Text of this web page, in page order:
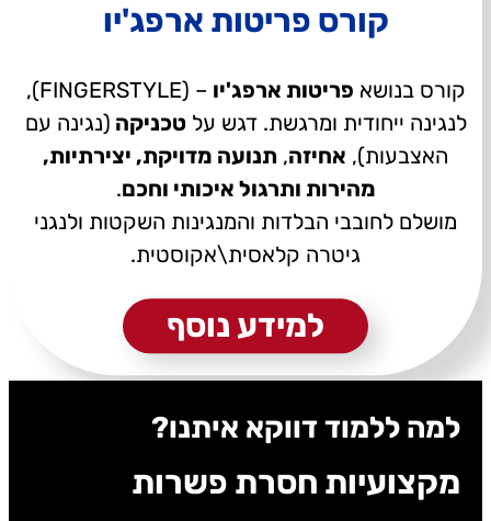
קורס פריטות ארפג'יו
קורס בנושא פריטות ארפג'יו
– (FINGERSTYLE),
לנגינה ייחודית ומרגשת. דגש עלטכניקה (נגינה עם
האצבעות), אחיזה, תנועה מדויקת, יצירתיות,
מהירות ותרגול איכותי וחכם.
מושלם לחובבי הבלדות והמנגינות השקטות ולנגני
גיטרה קלאסית\אקוסטית.
למידע נוסף
למה ללמוד דווקא איתנו?
מקצועיות חסרת פשרות